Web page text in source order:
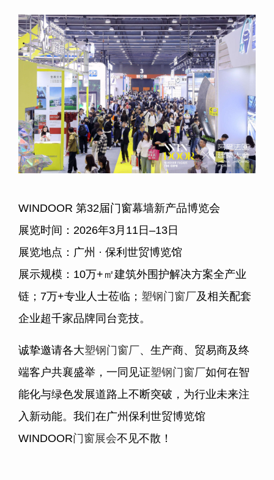
WINDOOR 第32届门窗幕墙新产品博览会
展览时间： 2026年3月 11 日 –13 日
展览地点：广州 · 保利世贸博览馆
展示规模： 10万+ ㎡建筑外围护解决方案全产业
链； 7万+专业人士莅临； 塑钢门窗厂及相关配套
企业超千家品牌同台竞技。
诚挚邀请各大塑钢门窗厂、生产商、贸易商及终
端客户共襄盛举，一同见证塑钢门窗厂如何在智
能化与绿色发展道路上不断突破，为行业未来注
入新动能。我们在广州保利世贸博览馆
WINDOOR门窗展会不见不散！